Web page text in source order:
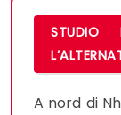
A nord di